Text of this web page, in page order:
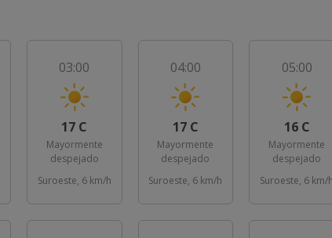
03:00
17 C
Mayormente
despejado
Suroeste, 6 km/h
04:00
17 C
Mayormente
despejado
Suroeste, 6 km/h
05:00
16 C
Mayormente
despejado
Suroeste, 6 km/